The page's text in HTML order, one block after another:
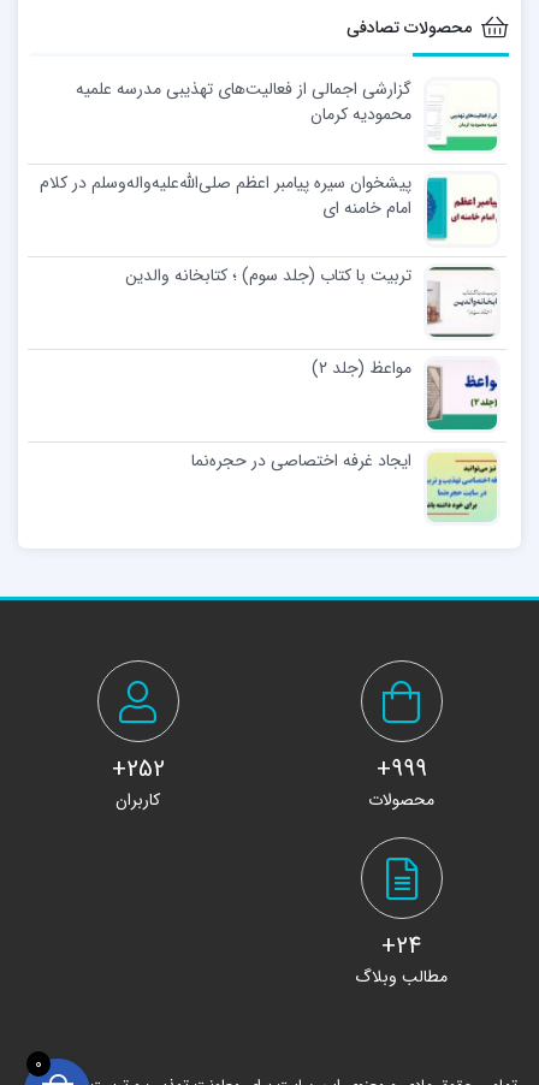
محصولات تصادفی
گزارشی اجمالی از فعالیت‌های تهذیبی مدرسه علمیه
محمودیه کرمان
پیشخوان سیره پیامبر اعظم صلی‌الله‌علیه‌و‌اله‌وسلم در کلام
امام خامنه ای
تربیت با کتاب (جلد سوم) ؛ کتابخانه والدین
مواعظ (جلد ۲)
ایجاد غرفه اختصاصی در حجره‌نما
999+
محصولات
252+
کاربران
24+
مطالب وبلاگ
0